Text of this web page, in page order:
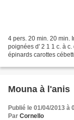
4 pers. 20 min. 20 min.
poignées d' 2 1 1 c. à
épinards carottes
Mouna à l'anis
Publié le 01/04/2013 à
Par Cornello